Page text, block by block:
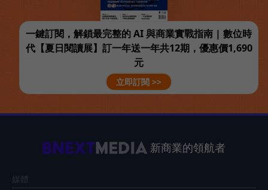
一鍵訂閱，解鎖最完整的 AI 與商業實戰指南 | 數位時
代【夏日閱讀展】訂一年送一年共12期，優惠價1,690
元
立即訂閱 >>
新商業的領航者
媒體